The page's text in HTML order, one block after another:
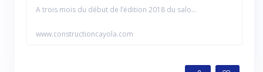
A trois mois du début de l’édition 2018 du salo...
www.constructioncayola.com